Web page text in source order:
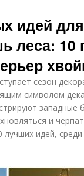
идей
леса: 10
сезон
символом
западные
и
идей,